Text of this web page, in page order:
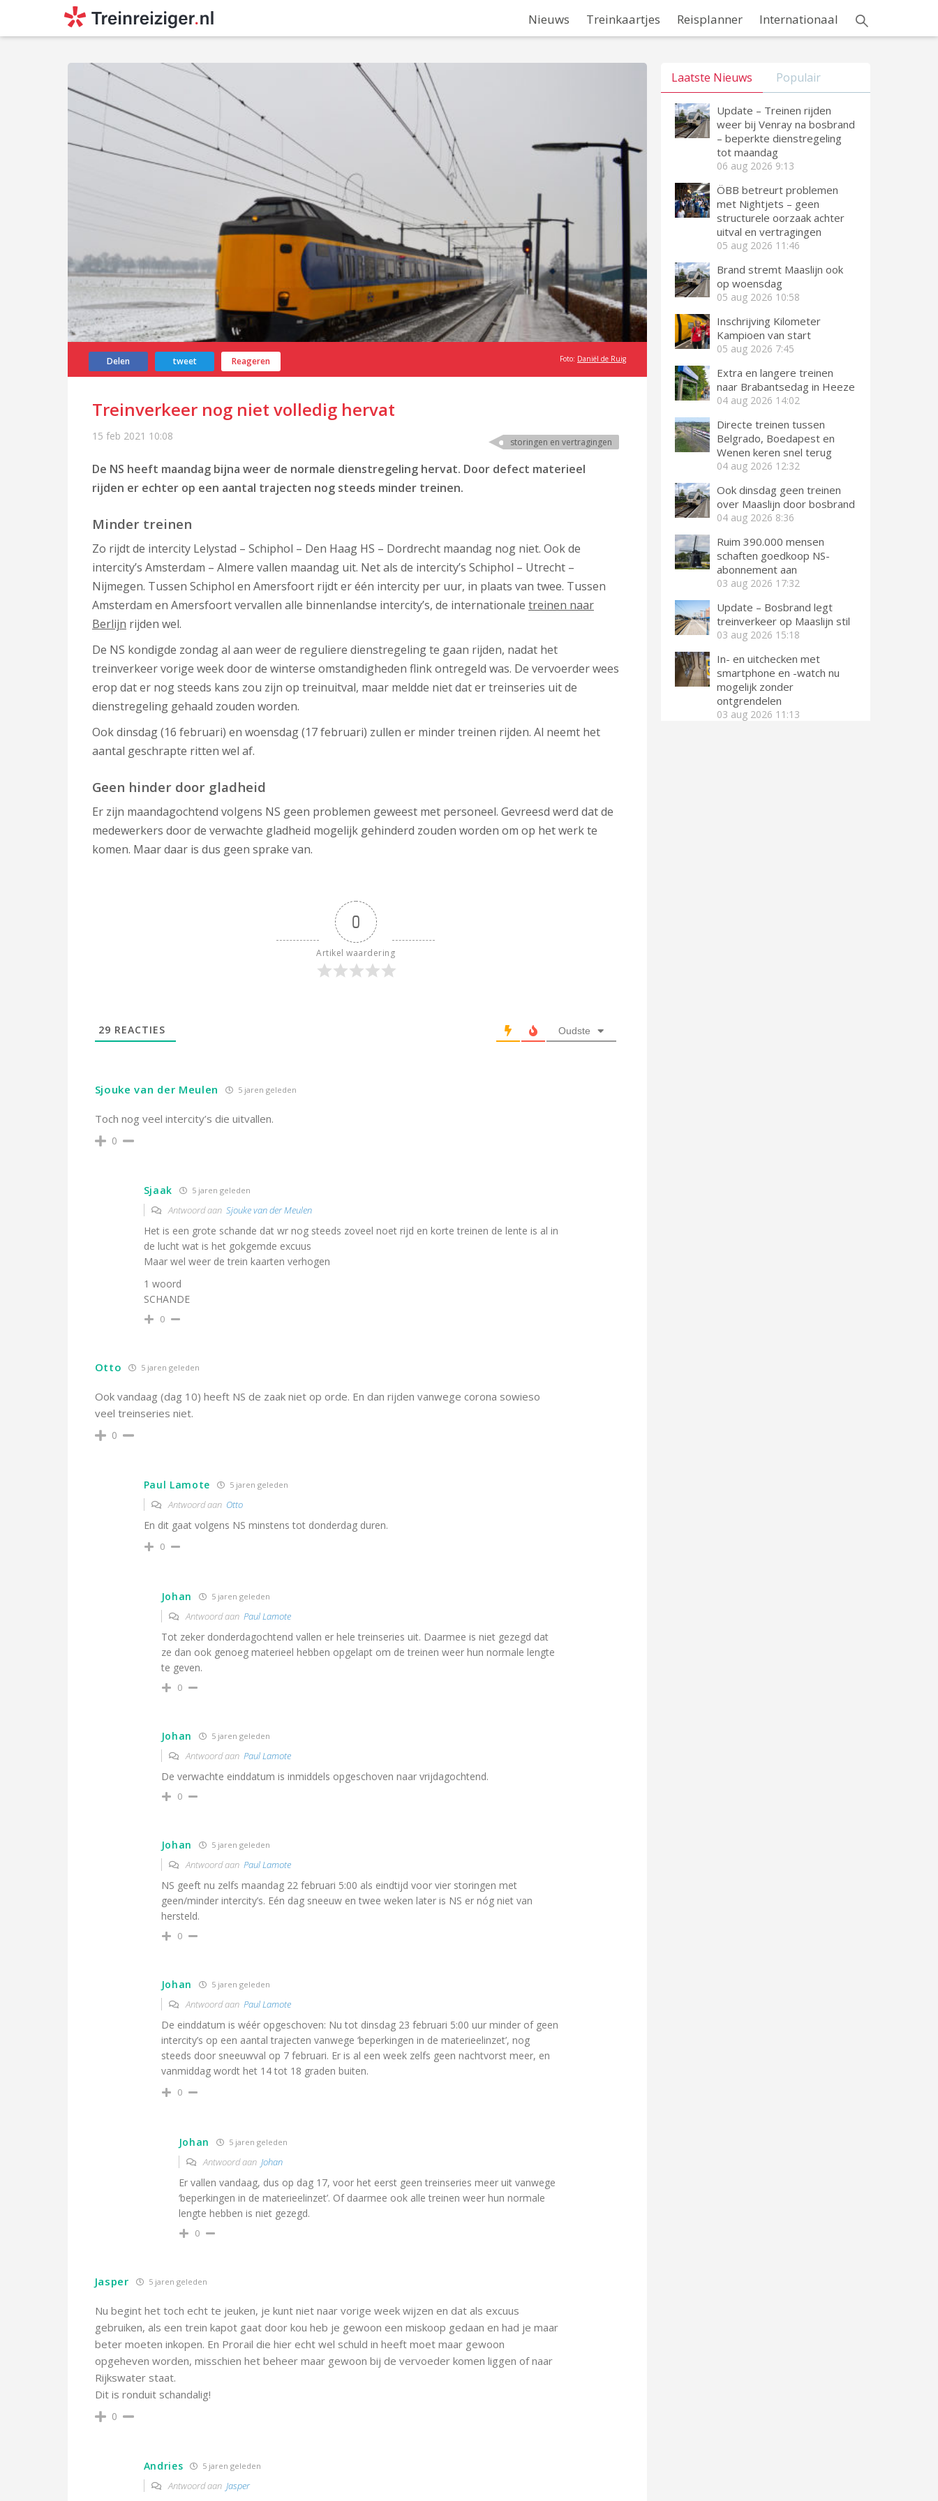
Nieuws Treinkaartjes Reisplanner Internationaal
Delen tweet Reageren Foto: Daniël de Ruig
Treinverkeer nog niet volledig hervat
15 feb 2021 10:08 storingen en vertragingen
De NS heeft maandag bijna weer de normale dienstregeling hervat. Door defect materieel
rijden er echter op een aantal trajecten nog steeds minder treinen.
Minder treinen
Zo rijdt de intercity Lelystad – Schiphol – Den Haag HS – Dordrecht maandag nog niet. Ook de
intercity’s Amsterdam – Almere vallen maandag uit. Net als de intercity’s Schiphol – Utrecht –
Nijmegen. Tussen Schiphol en Amersfoort rijdt er één intercity per uur, in plaats van twee. Tussen
Amsterdam en Amersfoort vervallen alle binnenlandse intercity’s, de internationale treinen naar
Berlijn rijden wel.
De NS kondigde zondag al aan weer de reguliere dienstregeling te gaan rijden, nadat het
treinverkeer vorige week door de winterse omstandigheden flink ontregeld was. De vervoerder wees
erop dat er nog steeds kans zou zijn op treinuitval, maar meldde niet dat er treinseries uit de
dienstregeling gehaald zouden worden.
Ook dinsdag (16 februari) en woensdag (17 februari) zullen er minder treinen rijden. Al neemt het
aantal geschrapte ritten wel af.
Geen hinder door gladheid
Er zijn maandagochtend volgens NS geen problemen geweest met personeel. Gevreesd werd dat de
medewerkers door de verwachte gladheid mogelijk gehinderd zouden worden om op het werk te
komen. Maar daar is dus geen sprake van.
0
Artikel waardering
29 REACTIES Oudste
Sjouke van der Meulen 5 jaren geleden
Toch nog veel intercity’s die uitvallen.
0
Sjaak 5 jaren geleden
Antwoord aan Sjouke van der Meulen
Het is een grote schande dat wr nog steeds zoveel noet rijd en korte treinen de lente is al in
de lucht wat is het gokgemde excuus
Maar wel weer de trein kaarten verhogen
1 woord
SCHANDE
0
Otto 5 jaren geleden
Ook vandaag (dag 10) heeft NS de zaak niet op orde. En dan rijden vanwege corona sowieso
veel treinseries niet.
0
Paul Lamote 5 jaren geleden
Antwoord aan Otto
En dit gaat volgens NS minstens tot donderdag duren.
0
Johan 5 jaren geleden
Antwoord aan Paul Lamote
Tot zeker donderdagochtend vallen er hele treinseries uit. Daarmee is niet gezegd dat
ze dan ook genoeg materieel hebben opgelapt om de treinen weer hun normale lengte
te geven.
0
Johan 5 jaren geleden
Antwoord aan Paul Lamote
De verwachte einddatum is inmiddels opgeschoven naar vrijdagochtend.
0
Johan 5 jaren geleden
Antwoord aan Paul Lamote
NS geeft nu zelfs maandag 22 februari 5:00 als eindtijd voor vier storingen met
geen/minder intercity’s. Eén dag sneeuw en twee weken later is NS er nóg niet van
hersteld.
0
Johan 5 jaren geleden
Antwoord aan Paul Lamote
De einddatum is wéér opgeschoven: Nu tot dinsdag 23 februari 5:00 uur minder of geen
intercity’s op een aantal trajecten vanwege ‘beperkingen in de materieelinzet’, nog
steeds door sneeuwval op 7 februari. Er is al een week zelfs geen nachtvorst meer, en
vanmiddag wordt het 14 tot 18 graden buiten.
0
Johan 5 jaren geleden
Antwoord aan Johan
Er vallen vandaag, dus op dag 17, voor het eerst geen treinseries meer uit vanwege
‘beperkingen in de materieelinzet’. Of daarmee ook alle treinen weer hun normale
lengte hebben is niet gezegd.
0
Jasper 5 jaren geleden
Nu begint het toch echt te jeuken, je kunt niet naar vorige week wijzen en dat als excuus
gebruiken, als een trein kapot gaat door kou heb je gewoon een miskoop gedaan en had je maar
beter moeten inkopen. En Prorail die hier echt wel schuld in heeft moet maar gewoon
opgeheven worden, misschien het beheer maar gewoon bij de vervoeder komen liggen of naar
Rijkswater staat.
Dit is ronduit schandalig!
0
Andries 5 jaren geleden
Antwoord aan Jasper
Laatste Nieuws Populair
Update – Treinen rijden
weer bij Venray na bosbrand
– beperkte dienstregeling
tot maandag
06 aug 2026 9:13
ÖBB betreurt problemen
met Nightjets – geen
structurele oorzaak achter
uitval en vertragingen
05 aug 2026 11:46
Brand stremt Maaslijn ook
op woensdag
05 aug 2026 10:58
Inschrijving Kilometer
Kampioen van start
05 aug 2026 7:45
Extra en langere treinen
naar Brabantsedag in Heeze
04 aug 2026 14:02
Directe treinen tussen
Belgrado, Boedapest en
Wenen keren snel terug
04 aug 2026 12:32
Ook dinsdag geen treinen
over Maaslijn door bosbrand
04 aug 2026 8:36
Ruim 390.000 mensen
schaften goedkoop NS-
abonnement aan
03 aug 2026 17:32
Update – Bosbrand legt
treinverkeer op Maaslijn stil
03 aug 2026 15:18
In- en uitchecken met
smartphone en -watch nu
mogelijk zonder
ontgrendelen
03 aug 2026 11:13